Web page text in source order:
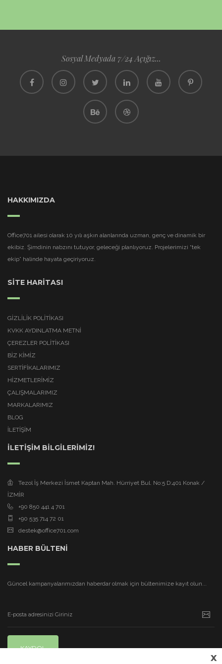
Sosyal Medyada 7/24 Açığız...
HAKKIMIZDA
Office701 ailesi olarak 10 yılı aşkın alanlarında uzman, genç ve dinamik bir
ekibiz. Şimdinin nabzını tutuyor, geleceği planlıyoruz. Projelerimizi “tek
ekip” halinde hayata geçiriyoruz.
SİTE HARİTASI
GIZLILIK POLITIKASI
KVKK AYDINLATMA METNI
ÇEREZLER POLITIKASI
BİZ KİMİZ
SERTİFİKALARIMIZ
HİZMETLERİMİZ
ÇALIŞMALARIMIZ
MARKALARIMIZ
BLOG
İLETİŞİM
İLETİŞİM BİLGİLERİMİZ!
Tezol İş Merkezi İsmet Kaptan Mah. Hürriyet Bul. No:5 D:401 Konak /
İZMİR
+90 850 441 4 701
+90 535 714 72 01
destek@office701.com
HABER BÜLTENİ
Güncel kampanyalarımızdan haberdar olmak için bültenimize kayıt olun...
KAYDOL
x